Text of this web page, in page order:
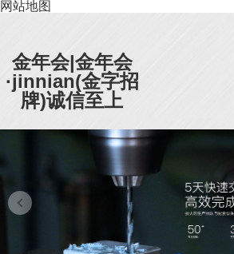
网站地图
金年会|金年会
·jinnian(金字招
牌)诚信至上